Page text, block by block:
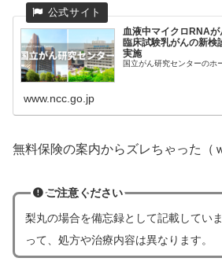
血液中マイクロRNA
臨床試験乳がんの新検
実施
国立がん研究センターのホ
www.ncc.go.jp
無料保険の案内からズレちゃった（
ご注意ください
梨丸の場合を備忘録として記載してい
って、処方や治療内容は異なります。